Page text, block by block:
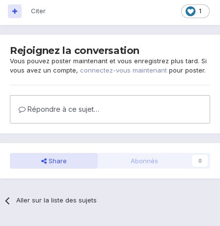
1
Citer
Rejoignez la conversation
Vous pouvez poster maintenant et vous enregistrez plus tard. Si
vous avez un compte, connectez-vous maintenant pour poster.
Répondre à ce sujet…
Share Abonnés 0
Aller sur la liste des sujets